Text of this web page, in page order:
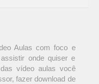
Aulas com foco e
onde quiser e
vídeo aulas você
fazer download de